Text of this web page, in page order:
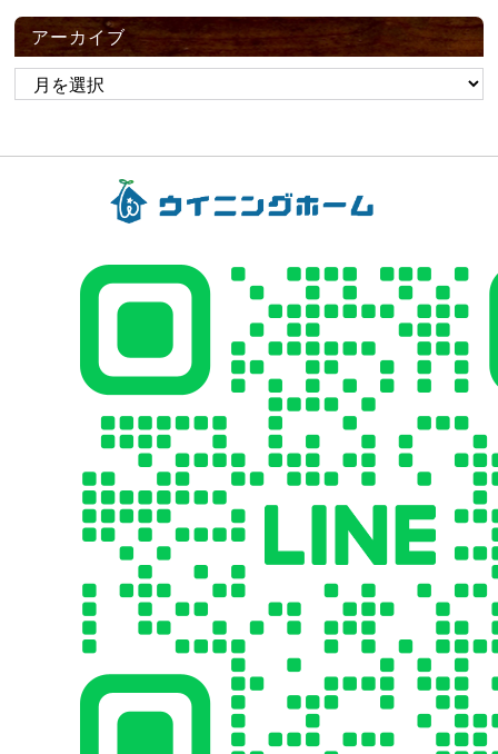
アーカイブ